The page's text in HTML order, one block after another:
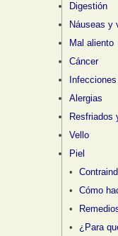
Digestión
Náuseas y
Mal aliento
Cáncer
Infecciones
Alergias
Resfriados
Vello
Piel
Cómo
¿Para